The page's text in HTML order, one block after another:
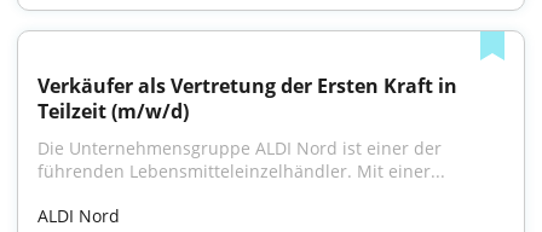
Verkäufer als Vertretung der Ersten Kraft in
Teilzeit (m/w/d)
Die Unternehmensgruppe ALDI Nord ist einer der
führenden Lebensmitteleinzelhändler. Mit einer...
ALDI Nord